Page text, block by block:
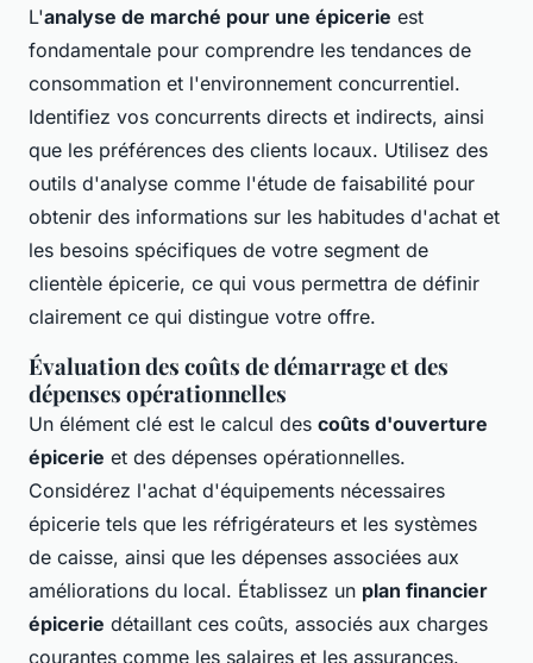
L'analyse de marché pour une épicerie est
fondamentale pour comprendre les tendances de
consommation et l'environnement concurrentiel.
Identifiez vos concurrents directs et indirects, ainsi
que les préférences des clients locaux. Utilisez des
outils d'analyse comme l'étude de faisabilité pour
obtenir des informations sur les habitudes d'achat et
les besoins spécifiques de votre segment de
clientèle épicerie, ce qui vous permettra de définir
clairement ce qui distingue votre offre.
Évaluation des coûts de démarrage et des
dépenses opérationnelles
Un élément clé est le calcul des coûts d'ouverture
épicerie et des dépenses opérationnelles.
Considérez l'achat d'équipements nécessaires
épicerie tels que les réfrigérateurs et les systèmes
de caisse, ainsi que les dépenses associées aux
améliorations du local. Établissez un plan financier
épicerie détaillant ces coûts, associés aux charges
courantes comme les salaires et les assurances.